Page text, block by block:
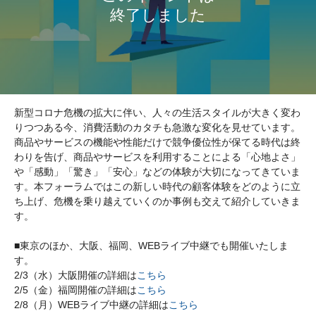
新型コロナ危機の拡大に伴い、人々の生活スタイルが大きく変わ
りつつある今、消費活動のカタチも急激な変化を見せています。
商品やサービスの機能や性能だけで競争優位性が保てる時代は終
わりを告げ、商品やサービスを利用することによる「心地よさ」
や「感動」「驚き」「安心」などの体験が大切になってきていま
す。本フォーラムではこの新しい時代の顧客体験をどのように立
ち上げ、危機を乗り越えていくのか事例も交えて紹介していきま
す。
■東京のほか、大阪、福岡、WEBライブ中継でも開催いたしま
す。
2/3（水）大阪開催の詳細はこちら
2/5（金）福岡開催の詳細はこちら
2/8（月）WEBライブ中継の詳細はこちら